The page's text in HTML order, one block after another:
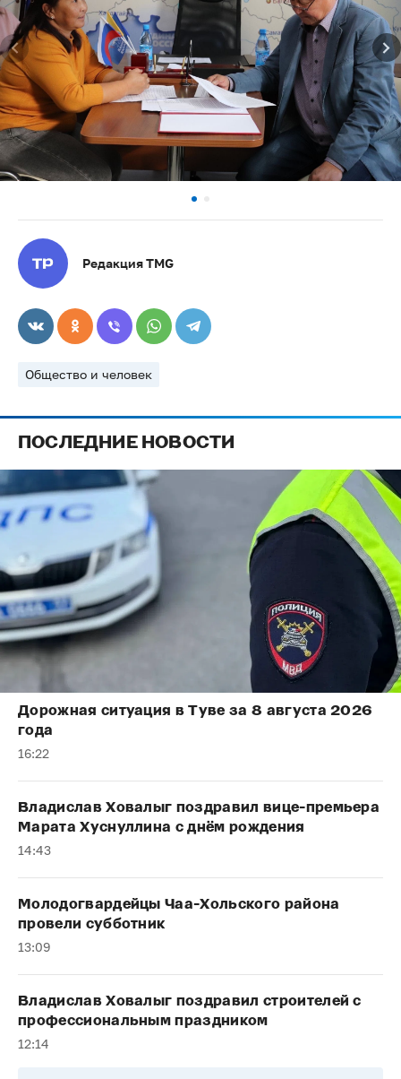
Редакция TMG
Общество и человек
ПОСЛЕДНИЕ НОВОСТИ
Дорожная ситуация в Туве за 8 августа 2026
года
16:22
Владислав Ховалыг поздравил вице-премьера
Марата Хуснуллина с днём рождения
14:43
Молодогвардейцы Чаа-Хольского района
провели субботник
13:09
Владислав Ховалыг поздравил строителей с
профессиональным праздником
12:14